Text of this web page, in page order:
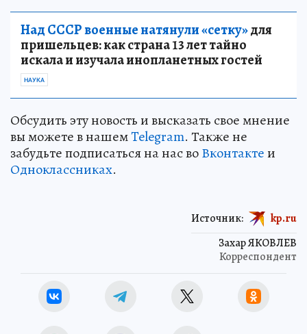
Над СССР военные натянули «сетку»для
пришельцев: как страна 13 лет тайно
искала и изучала инопланетных гостей
НАУКА
Обсудить эту новость и высказать свое мнение
вы можете в нашемTelegram. Также не
забудьте подписаться на нас воВконтактеи
Одноклассниках.
Захар ЯКОВЛЕВ
Корреспондент
Источник: kp.ru